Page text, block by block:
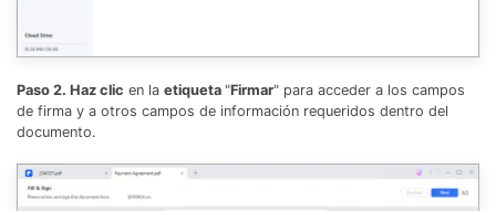
Paso 2. Haz clic en la etiqueta "Firmar" para acceder a los campos
de firma y a otros campos de información requeridos dentro del
documento.